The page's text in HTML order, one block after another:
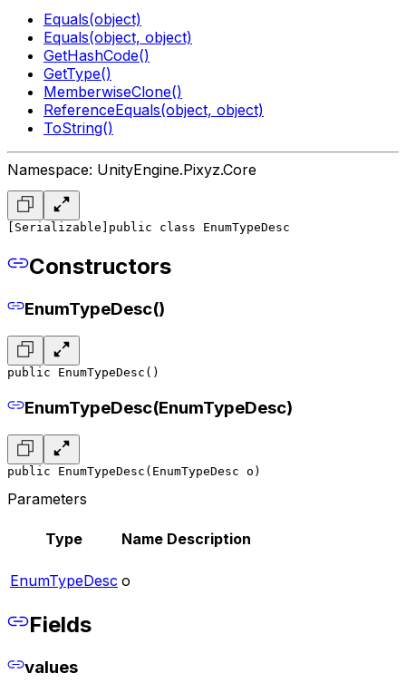
Equals(object)
Equals(object, object)
GetHashCode()
GetType()
MemberwiseClone()
ReferenceEquals(object, object)
ToString()
Namespace: UnityEngine.Pixyz.Core
[Serializable] public class EnumTypeDesc
Constructors
EnumTypeDesc()
public EnumTypeDesc()
EnumTypeDesc(EnumTypeDesc)
public EnumTypeDesc(EnumTypeDesc o)
Parameters
Type Name Description
EnumTypeDesc o
Fields
values